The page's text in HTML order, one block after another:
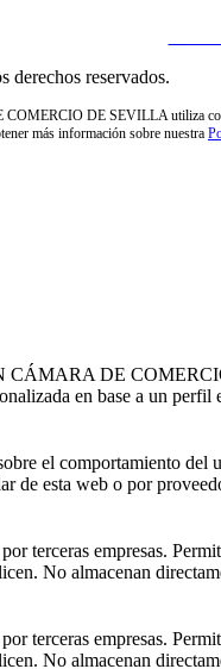
derechos reservados.
DE SEVILLA utiliza
más información sobre nuestra
DE
en base a un
el comportamiento
de esta web o por
terceras empresas.
No almacenan
terceras empresas.
No almacenan